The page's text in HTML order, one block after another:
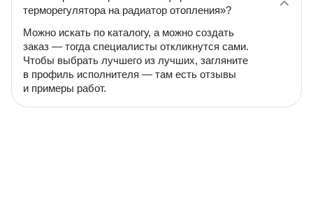
терморегулятора на радиатор отопления»?
Можно искать по каталогу, а можно создать
заказ — тогда специалисты откликнутся сами.
Чтобы выбрать лучшего из лучших, загляните
в профиль исполнителя — там есть отзывы
и примеры работ.